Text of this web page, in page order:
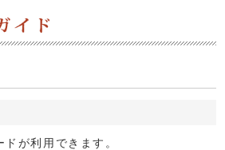
が利用できます。